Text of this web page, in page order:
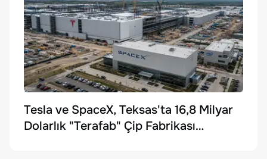
Tesla ve SpaceX, Teksas'ta 16,8 Milyar
Dolarlık "Terafab" Çip Fabrikası